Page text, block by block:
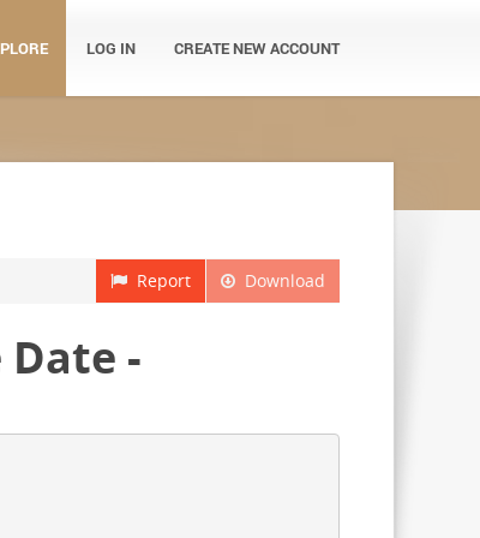
LOG IN CREATE NEW ACCOUNT
Download
Report
Date -